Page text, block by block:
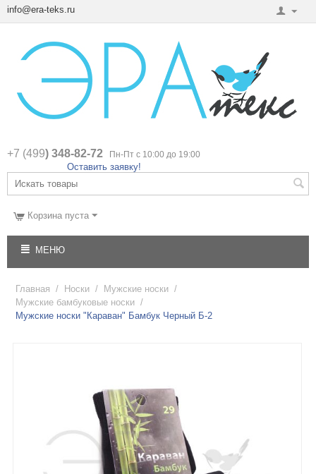
info@era-teks.ru
+7 (499) 348-82-72 Пн-Пт с 10:00 до 19:00
Оставить заявку!
Корзина пуста
МЕНЮ
Главная / Носки / Мужские носки /
Мужские бамбуковые носки /
Мужские носки "Караван" Бамбук Черный Б-2